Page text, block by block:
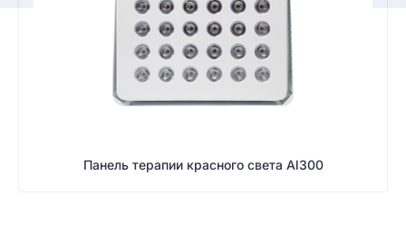
Панель терапии красного света Al300